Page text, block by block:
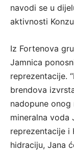
navodi se u
aktivnosti
Iz Fortenova
Jamnica
reprezentacije.
brendova
nadopune
mineralna voda
reprezentacije i
hidraciju, Jana